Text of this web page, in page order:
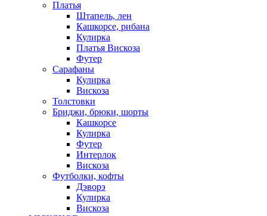
Платья
Штапель, лен
Кашкорсе, рибана
Кулирка
Платья Вискоза
Футер
Сарафаны
Кулирка
Вискоза
Толстовки
Бриджи, брюки, шорты
Кашкорсе
Кулирка
Футер
Интерлок
Вискоза
Футболки, кофты
Дэворэ
Кулирка
Вискоза